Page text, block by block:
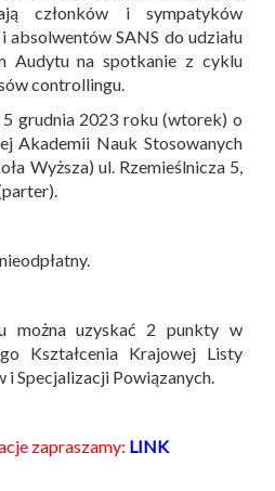
członków i sympatyków
SANS do udziału
Audytu na spotkanie z cyklu
controllingu.
grudnia 2023 roku (wtorek) o
Akademii Nauk Stosowanych
Wyższa) ul. Rzemieślnicza 5,
można uzyskać 2 punkty w
Kształcenia Krajowej Listy
Specjalizacji Powiązanych.
zapraszamy: LINK